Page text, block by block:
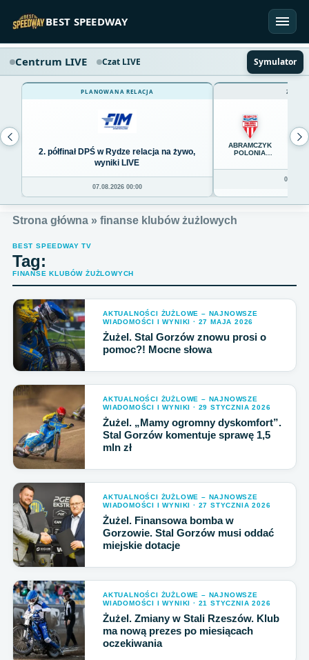
BEST SPEEDWAY
Centrum LIVE Czat LIVE Symulator
PLANOWANA RELACJA
2. półfinał DPŚ w Rydze relacja na żywo,
wyniki LIVE
07.08.2026 00:00
ABRAMCZYK
POLONIA
65
Strona główna » finanse klubów żużlowych
BEST SPEEDWAY TV
Tag:
FINANSE KLUBÓW ŻUŻLOWYCH
AKTUALNOŚCI ŻUŻLOWE – NAJNOWSZE
WIADOMOŚCI I WYNIKI · 27 MAJA 2026
Żużel. Stal Gorzów znowu prosi o
pomoc?! Mocne słowa
AKTUALNOŚCI ŻUŻLOWE – NAJNOWSZE
WIADOMOŚCI I WYNIKI · 29 STYCZNIA 2026
Żużel. „Mamy ogromny dyskomfort”.
Stal Gorzów komentuje sprawę 1,5
mln zł
AKTUALNOŚCI ŻUŻLOWE – NAJNOWSZE
WIADOMOŚCI I WYNIKI · 27 STYCZNIA 2026
Żużel. Finansowa bomba w
Gorzowie. Stal Gorzów musi oddać
miejskie dotacje
AKTUALNOŚCI ŻUŻLOWE – NAJNOWSZE
WIADOMOŚCI I WYNIKI · 21 STYCZNIA 2026
Żużel. Zmiany w Stali Rzeszów. Klub
ma nową prezes po miesiącach
oczekiwania